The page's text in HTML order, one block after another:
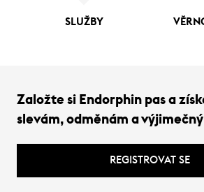
SLUŽBY
Založte si Endorphin pas a
slevám, odměnám a
REGISTROVAT SE